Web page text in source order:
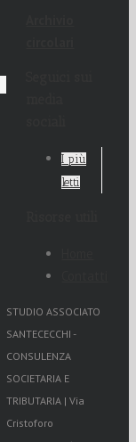
I più
letti
STUDIO ASSOCIATO
SANTECECCHI -
CONSULENZA
SOCIETARIA E
TRIBUTARIA | Via
Cristoforo